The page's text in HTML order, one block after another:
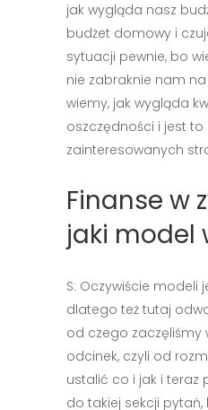
jak wygląda nasz
budżet domowy i
sytuacji pewnie, bo
nie zabraknie nam
wiemy, jak wygląda
oszczędności i jest
zainteresowanych
Finanse w
jaki model
S: Oczywiście modeli
dlatego też tutaj
od czego zaczęliśmy
odcinek, czyli od
ustalić co i jak i teraz
do takiej sekcji